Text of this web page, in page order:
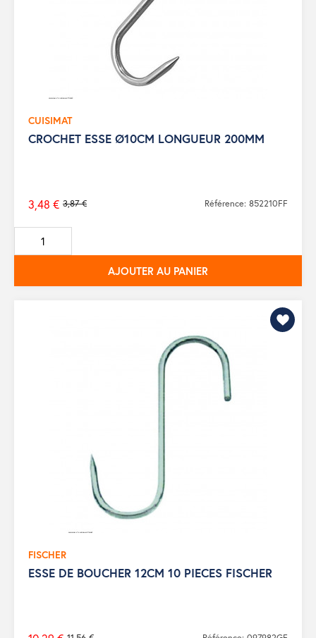
CUISIMAT
CROCHET ESSE Ø10CM LONGUEUR 200MM
Prix
de
base
3,87 €
3,48 € Référence: 852210FF
AJOUTER AU PANIER
FISCHER
ESSE DE BOUCHER 12CM 10 PIECES FISCHER